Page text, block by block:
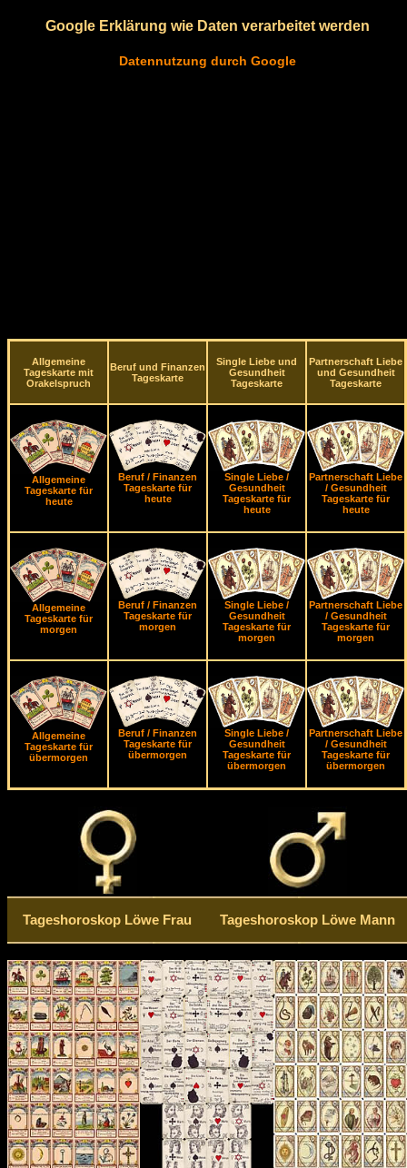
Google Erklärung wie Daten verarbeitet werden
Datennutzung durch Google
Allgemeine
Tageskarte mit
Orakelspruch
Beruf und Finanzen
Tageskarte
Single Liebe und
Gesundheit
Tageskarte
Partnerschaft Liebe
und Gesundheit
Tageskarte
Allgemeine
Tageskarte für
heute
Beruf / Finanzen
Tageskarte für
heute
Single Liebe /
Gesundheit
Tageskarte für
heute
Partnerschaft Liebe
/ Gesundheit
Tageskarte für
heute
Allgemeine
Tageskarte für
morgen
Beruf / Finanzen
Tageskarte für
morgen
Single Liebe /
Gesundheit
Tageskarte für
morgen
Partnerschaft Liebe
/ Gesundheit
Tageskarte für
morgen
Allgemeine
Tageskarte für
übermorgen
Beruf / Finanzen
Tageskarte für
übermorgen
Single Liebe /
Gesundheit
Tageskarte für
übermorgen
Partnerschaft Liebe
/ Gesundheit
Tageskarte für
übermorgen
Tageshoroskop Löwe Frau Tageshoroskop Löwe Mann